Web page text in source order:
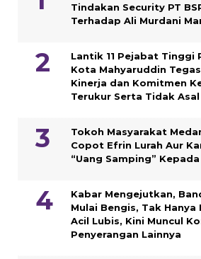
Tindakan Security PT
Terhadap Ali Murdani
Lantik 11 Pejabat Tinggi
Kota Mahyaruddin
Kinerja dan Komitmen
Terukur Serta Tidak
Tokoh Masyarakat
Copot Efrin Lurah Aur
“Uang Samping”
Kabar Mengejutkan,
Mulai Bengis, Tak
Acil Lubis, Kini Muncul
Penyerangan Lainnya